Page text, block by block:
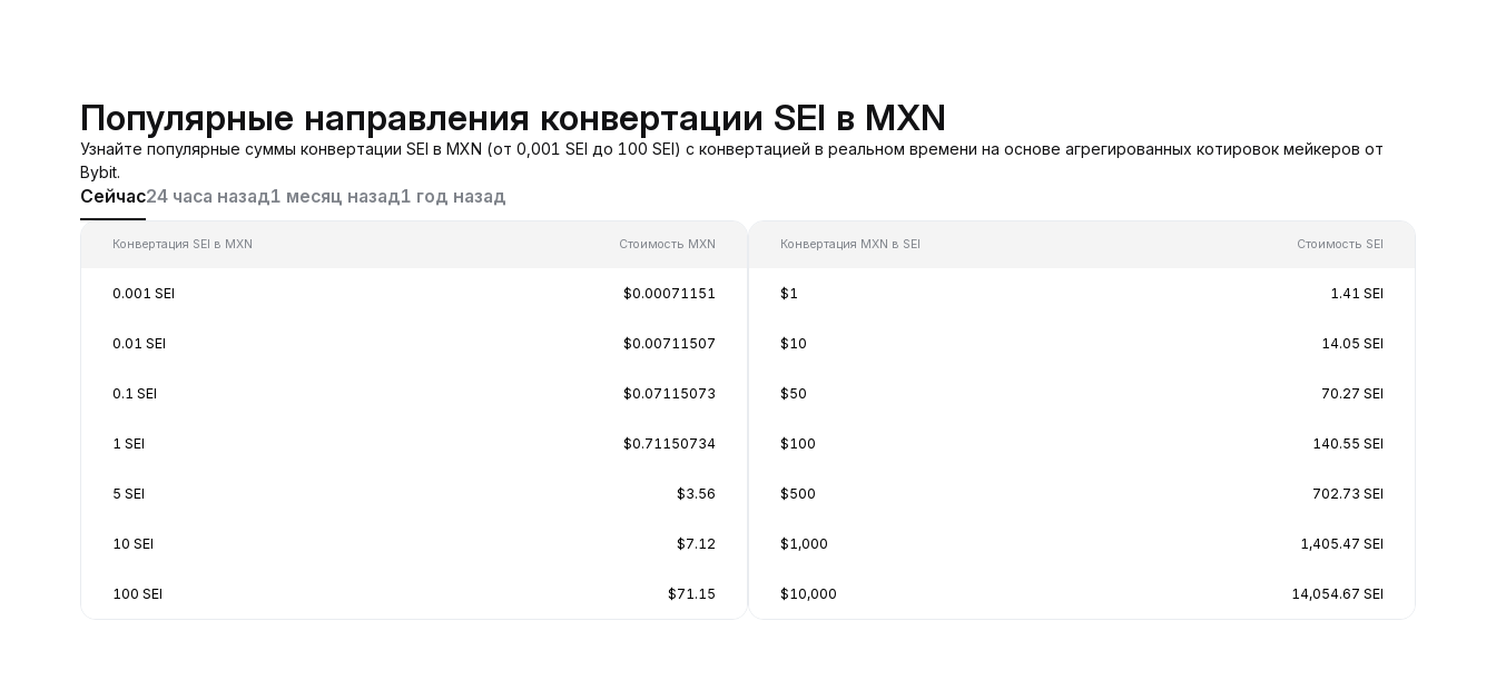
Популярные направления конвертации SEI в MXN
Узнайте популярные суммы конвертации SEI в MXN (от 0,001 SEI до 100 SEI) с конвертацией в реальном времени на основе агрегированных котировок мейкеров от
Bybit.
Сейчас24 часа назад1 месяц назад1 год назад
Конвертация SEI в MXN Стоимость MXN
0.001 SEI $0.00071151
0.01 SEI $0.00711507
0.1 SEI $0.07115073
1 SEI $0.71150734
5 SEI $3.56
10 SEI $7.12
100 SEI $71.15
Конвертация MXN в SEI Стоимость SEI
$1 1.41 SEI
$10 14.05 SEI
$50 70.27 SEI
$100 140.55 SEI
$500 702.73 SEI
$1,000 1,405.47 SEI
$10,000 14,054.67 SEI